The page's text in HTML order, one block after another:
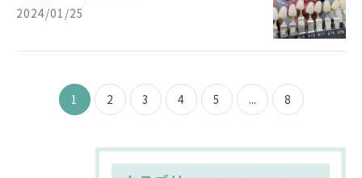
2024/01/25
1 2 3 4 5 ... 8